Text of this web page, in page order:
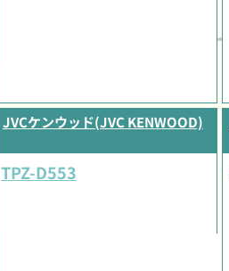
JVCケンウッド(JVC KENWOOD)
TPZ-D553